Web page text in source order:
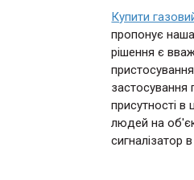
Купити
пропонує наша
рішення є
застосування
присутності в
людей на
сигналізатор в